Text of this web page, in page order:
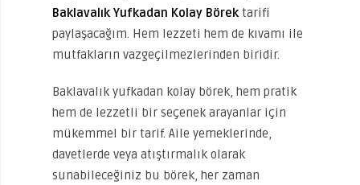
Baklavalık Yufkadan Kolay Börektarifi
paylaşacağım. Hem lezzeti hem de kıvamı ile
mutfakların vazgeçilmezlerinden biridir.
Baklavalık yufkadan kolay börek, hem pratik
hem de lezzetli bir seçenek arayanlar için
mükemmel bir tarif. Aile yemeklerinde,
davetlerde veya atıştırmalık olarak
sunabileceğiniz bu börek, her zaman